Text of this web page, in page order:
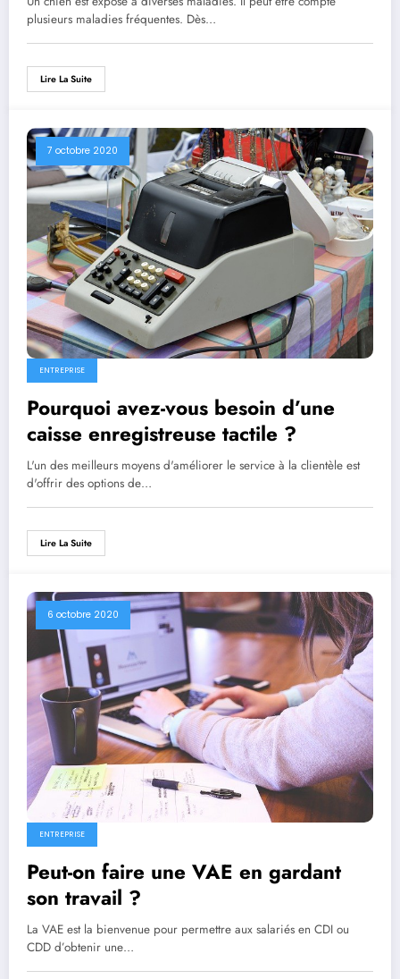
plusieurs maladies fréquentes. Dès…
Lire La Suite
7 octobre 2020
ENTREPRISE
Pourquoi avez-vous besoin d’une
caisse enregistreuse tactile ?
L'un des meilleurs moyens d'améliorer le service à la clientèle est
d'offrir des options de…
Lire La Suite
6 octobre 2020
ENTREPRISE
Peut-on faire une VAE en gardant
son travail ?
La VAE est la bienvenue pour permettre aux salariés en CDI ou
CDD d’obtenir une…